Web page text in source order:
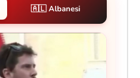
🇦🇱 Albanesi